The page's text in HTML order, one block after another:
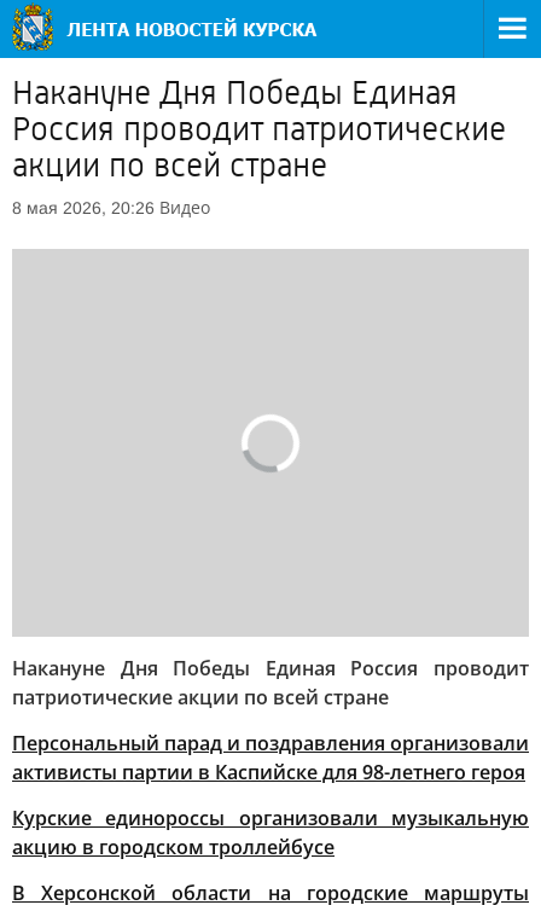
Накануне Дня Победы Единая
Россия проводит патриотические
акции по всей стране
8 мая 2026, 20:26 Видео
Накануне Дня Победы Единая Россия проводит
патриотические акции по всей стране
Персональный парад и поздравления организовали
активисты партии в Каспийске для 98-летнего героя
Курские единороссы организовали музыкальную
акцию в городском троллейбусе
В Херсонской области на городские маршруты